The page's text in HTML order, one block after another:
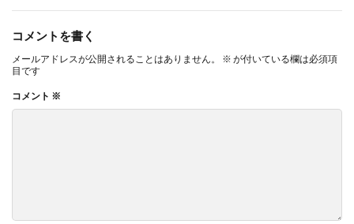
この限界を決めてるのが「テロメア」っていう染色体の端っこに
ある部分で、細胞が分裂するたびに短くなっていくのです。50〜
60回分裂するともうそれ以上分裂できなくなって、それが寿命の
限界になります。
でも実は、環境要因の方が3倍も影響が大きいってのが驚き。食生
コメントを書く
メールアドレスが公開されることはありません。 ※ が付いている欄は必須項
目です
コメント ※